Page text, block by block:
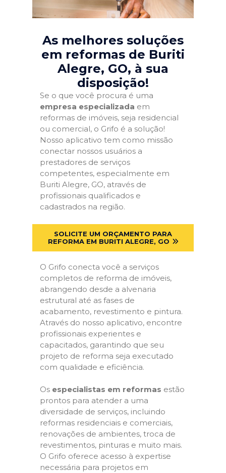
As melhores soluções
em reformas de Buriti
Alegre, GO, à sua
disposição!
Se o que você procura é uma
empresa especializada em
reformas de imóveis, seja residencial
ou comercial, o Grifo é a solução!
Nosso aplicativo tem como missão
conectar nossos usuários a
prestadores de serviços
competentes, especialmente em
Buriti Alegre, GO, através de
profissionais qualificados e
cadastrados na região.
SOLICITE UM ORÇAMENTO PARA
REFORMA EM BURITI ALEGRE, GO
O Grifo conecta você a serviços
completos de reforma de imóveis,
abrangendo desde a alvenaria
estrutural até as fases de
acabamento, revestimento e pintura.
Através do nosso aplicativo, encontre
profissionais experientes e
capacitados, garantindo que seu
projeto de reforma seja executado
com qualidade e eficiência.
Os especialistas em reformas estão
prontos para atender a uma
diversidade de serviços, incluindo
reformas residenciais e comerciais,
renovações de ambientes, troca de
revestimentos, pinturas e muito mais.
O Grifo oferece acesso à expertise
necessária para projetos em